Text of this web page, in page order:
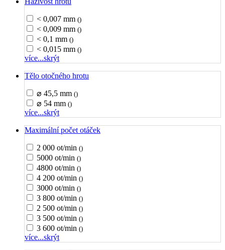
< 0,007 mm ()
< 0,009 mm ()
< 0,1 mm ()
< 0,015 mm ()
více...skrýt
Tělo otočného hrotu
⌀ 45,5 mm ()
⌀ 54 mm ()
více...skrýt
Maximální počet otáček
2 000 ot/min ()
5000 ot/min ()
4800 ot/min ()
4 200 ot/min ()
3000 ot/min ()
3 800 ot/min ()
2 500 ot/min ()
3 500 ot/min ()
3 600 ot/min ()
více...skrýt